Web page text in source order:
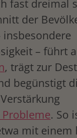
fast dreimal
der
– führt
, trägt zur
begünstigt
. So
mit einem